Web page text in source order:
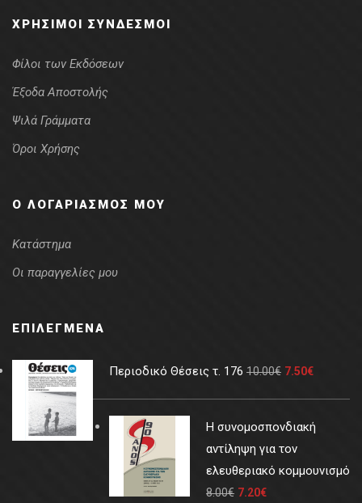
ΧΡΉΣΙΜΟΙ ΣΎΝΔΕΣΜΟΙ
Φίλοι των Εκδόσεων
Έξοδα Αποστολής
Ψιλά Γράμματα
Όροι Χρήσης
Ο ΛΟΓΑΡΙΑΣΜΌΣ ΜΟΥ
Κατάστημα
Οι παραγγελίες μου
ΕΠΙΛΕΓΜΈΝΑ
Περιοδικό Θέσεις τ. 176 10.00€ 7.50€
Η συνομοσπονδιακή
αντίληψη για τον
ελευθεριακό κομμουνισμό
8.00€ 7.20€